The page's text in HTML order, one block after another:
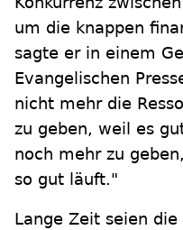
um die knappen
sagte er in einem
Evangelischen
nicht mehr die
zu geben, weil es
noch mehr zu
so gut läuft."
Lange Zeit seien